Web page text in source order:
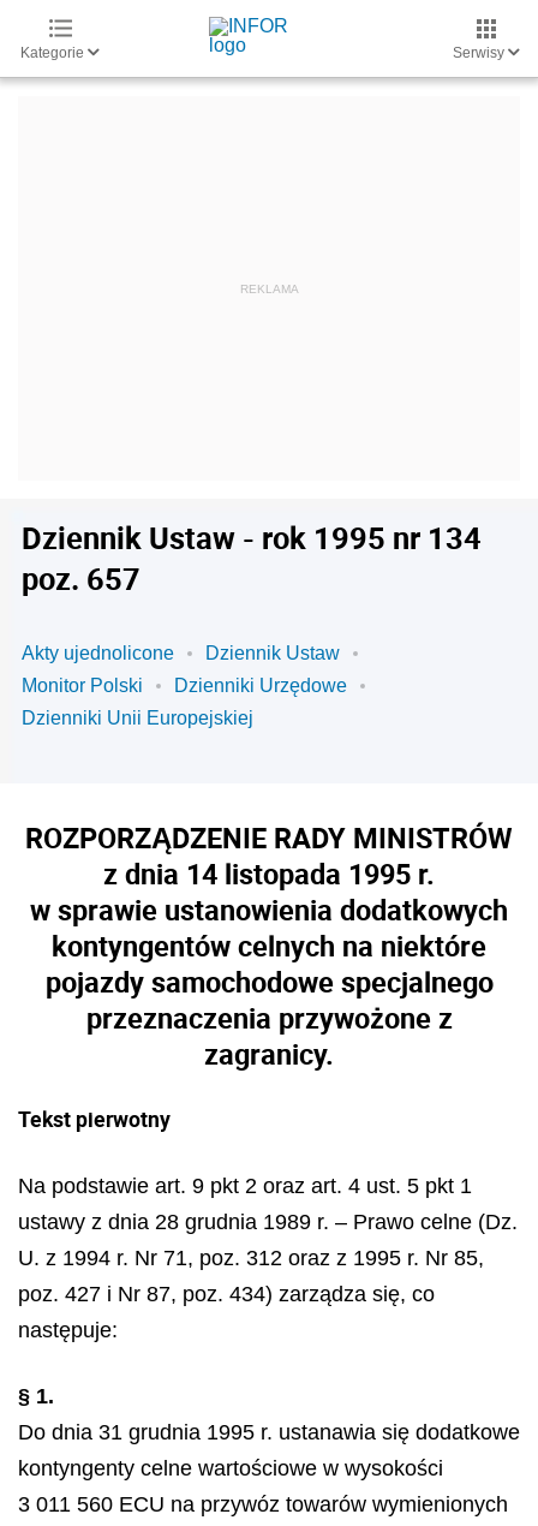
Kategorie Serwisy
Dziennik Ustaw - rok 1995 nr 134
poz. 657
Akty ujednolicone
Dziennik Ustaw
Monitor Polski
Dzienniki Urzędowe
Dzienniki Unii Europejskiej
ROZPORZĄDZENIE RADY MINISTRÓW
z dnia 14 listopada 1995 r.
w sprawie ustanowienia dodatkowych
kontyngentów celnych na niektóre
pojazdy samochodowe specjalnego
przeznaczenia przywożone z
zagranicy.
Tekst pierwotny
Na podstawie art. 9 pkt 2 oraz art. 4 ust. 5 pkt 1
ustawy z dnia 28 grudnia 1989 r. – Prawo celne (Dz.
U. z 1994 r. Nr 71, poz. 312 oraz z 1995 r. Nr 85,
poz. 427 i Nr 87, poz. 434) zarządza się, co
następuje:
§ 1.
Do dnia 31 grudnia 1995 r. ustanawia się dodatkowe
kontyngenty celne wartościowe w wysokości
3 011 560 ECU na przywóz towarów wymienionych